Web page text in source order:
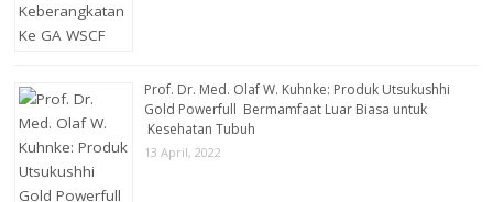
Prof. Dr. Med. Olaf W. Kuhnke: Produk Utsukushhi
Gold Powerfull Bermamfaat Luar Biasa untuk
Kesehatan Tubuh
13 April, 2022